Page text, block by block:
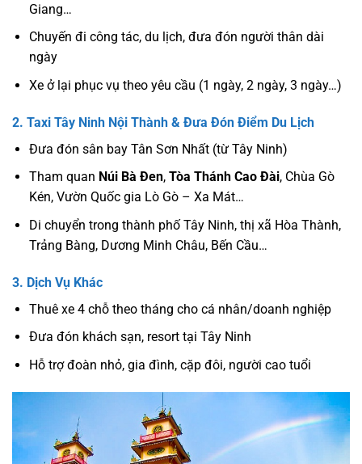
Giang…
Chuyến đi công tác, du lịch, đưa đón người thân dài
ngày
Xe ở lại phục vụ theo yêu cầu (1 ngày, 2 ngày, 3 ngày…)
2. Taxi Tây Ninh Nội Thành & Đưa Đón Điểm Du Lịch
Đưa đón sân bay Tân Sơn Nhất (từ Tây Ninh)
Tham quan Núi Bà Đen, Tòa Thánh Cao Đài, Chùa Gò
Kén, Vườn Quốc gia Lò Gò – Xa Mát…
Di chuyển trong thành phố Tây Ninh, thị xã Hòa Thành,
Trảng Bàng, Dương Minh Châu, Bến Cầu…
3. Dịch Vụ Khác
Thuê xe 4 chỗ theo tháng cho cá nhân/doanh nghiệp
Đưa đón khách sạn, resort tại Tây Ninh
Hỗ trợ đoàn nhỏ, gia đình, cặp đôi, người cao tuổi